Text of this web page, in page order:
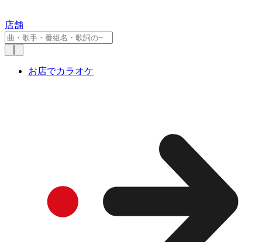
店舗
お店でカラオケ